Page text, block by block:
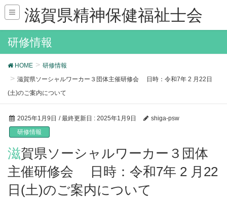
滋賀県精神保健福祉士会
研修情報
HOME
研修情報
滋賀県ソーシャルワーカー３団体主催研修会 日時：令和7年 2 ⽉22⽇
(⼟)のご案内について
2025年1月9日 / 最終更新日 : 2025年1月9日
shiga-psw
研修情報
滋賀県ソーシャルワーカー３団体
主催研修会 日時：令和7年 2 ⽉22
⽇(⼟)のご案内について